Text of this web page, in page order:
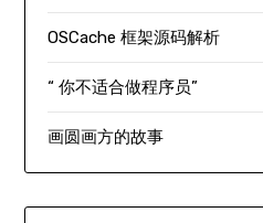
OSCache 框架源码解析
“ 你不适合做程序员”
画圆画方的故事